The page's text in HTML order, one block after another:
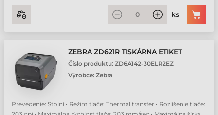
ks
ZEBRA ZD621R TISKÁRNA ETIKET
Číslo produktu: ZD6A142-30ELR2EZ
Výrobce: Zebra
Prevedenie: Stolní • Režim tlače: Thermal transfer • Rozlíšenie tlače: